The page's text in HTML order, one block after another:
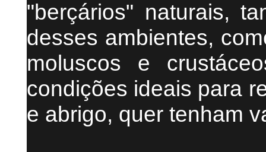
"berçários" naturais,
desses ambientes,
moluscos e
condições ideais para
e abrigo, quer tenham